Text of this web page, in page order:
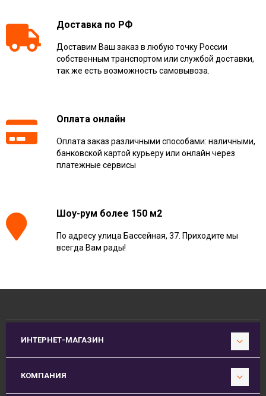
Доставка по РФ
Доставим Ваш заказ в любую точку России
собственным транспортом или службой доставки,
так же есть возможность самовывоза.
Оплата онлайн
Оплата заказ различными способами: наличными,
банковской картой курьеру или онлайн через
платежные сервисы
Шоу-рум более 150 м2
По адресу улица Бассейная, 37. Приходите мы
всегда Вам рады!
ИНТЕРНЕТ-МАГАЗИН
КОМПАНИЯ